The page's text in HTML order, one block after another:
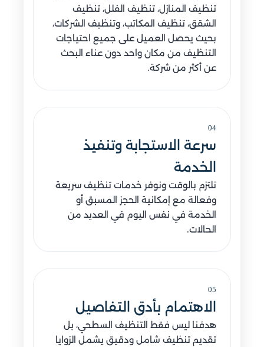
تنظيف المنازل، تنظيف الفلل، تنظيف
الشقق، تنظيف المكاتب، وتنظيف الشركات،
بحيث يحصل العميل على جميع احتياجات
التنظيف من مكان واحد دون عناء البحث
عن أكثر من شركة.
04
سرعة الاستجابة وتنفيذ
الخدمة
نلتزم بالوقت ونوفر خدمات تنظيف سريعة
وفعالة مع إمكانية الحجز المسبق أو
الخدمة في نفس اليوم في العديد من
الحالات.
05
الاهتمام بأدق التفاصيل
هدفنا ليس فقط التنظيف السطحي، بل
تقديم تنظيف شامل ودقيق يشمل الزوايا